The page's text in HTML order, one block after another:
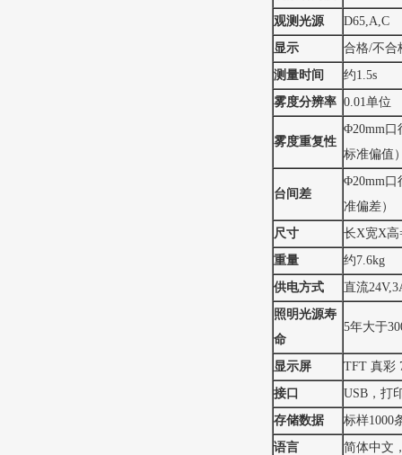
观测光源
D65,A,C
显示
合格/不合
测量时间
约1.5s
雾度分辨率 0.01单位
雾度重复性
Φ20mm口
标准偏值
台间差
Φ20mm口
准偏差）
尺寸
长X宽X高
重量
约7.6kg
供电方式
直流
照明光源寿
命
5年大于
显示屏
TFT 真彩
接口
USB，打
存储数据
标样1000
语言
简体中文